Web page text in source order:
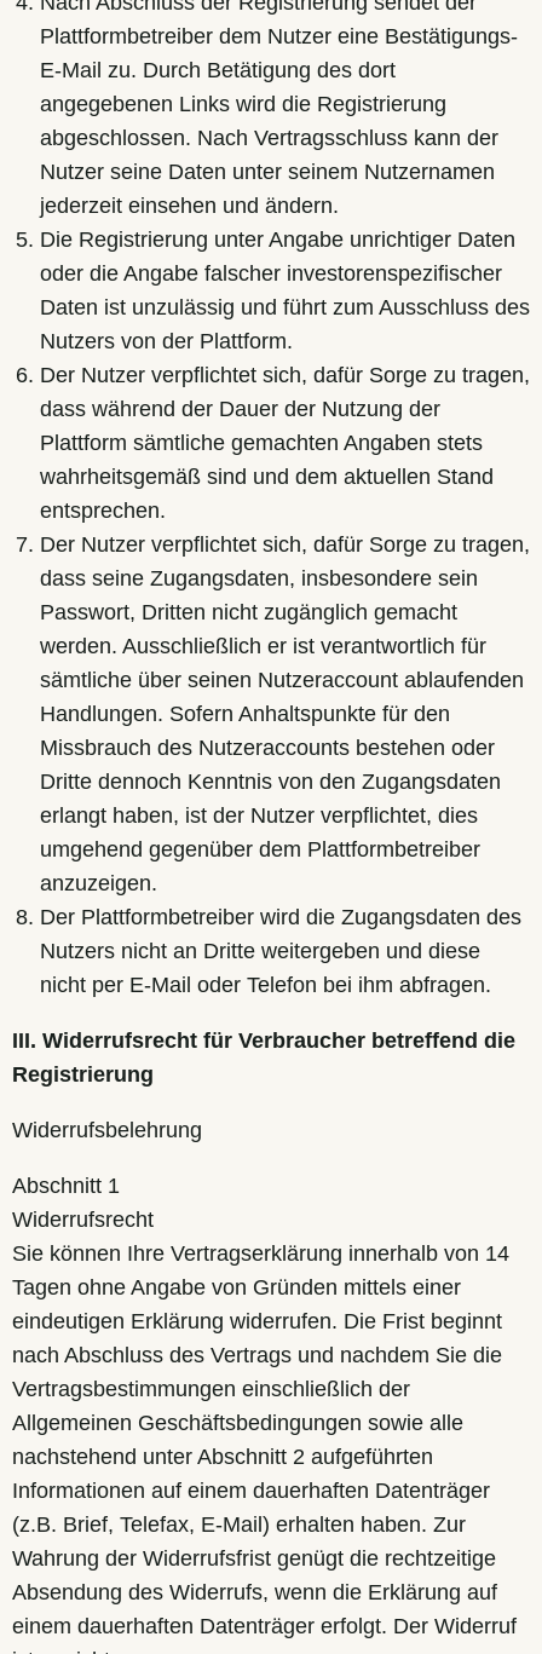
Plattformbetreiber dem Nutzer eine Bestätigungs-
E-Mail zu. Durch Betätigung des dort
angegebenen Links wird die Registrierung
abgeschlossen. Nach Vertragsschluss kann der
Nutzer seine Daten unter seinem Nutzernamen
jederzeit einsehen und ändern.
Die Registrierung unter Angabe unrichtiger Daten
oder die Angabe falscher investorenspezifischer
Daten ist unzulässig und führt zum Ausschluss des
Nutzers von der Plattform.
Der Nutzer verpflichtet sich, dafür Sorge zu tragen,
dass während der Dauer der Nutzung der
Plattform sämtliche gemachten Angaben stets
wahrheitsgemäß sind und dem aktuellen Stand
entsprechen.
Der Nutzer verpflichtet sich, dafür Sorge zu tragen,
dass seine Zugangsdaten, insbesondere sein
Passwort, Dritten nicht zugänglich gemacht
werden. Ausschließlich er ist verantwortlich für
sämtliche über seinen Nutzeraccount ablaufenden
Handlungen. Sofern Anhaltspunkte für den
Missbrauch des Nutzeraccounts bestehen oder
Dritte dennoch Kenntnis von den Zugangsdaten
erlangt haben, ist der Nutzer verpflichtet, dies
umgehend gegenüber dem Plattformbetreiber
anzuzeigen.
Der Plattformbetreiber wird die Zugangsdaten des
Nutzers nicht an Dritte weitergeben und diese
nicht per E-Mail oder Telefon bei ihm abfragen.
III. Widerrufsrecht für Verbraucher betreffend die
Registrierung
Widerrufsbelehrung
Abschnitt 1
Widerrufsrecht
Sie können Ihre Vertragserklärung innerhalb von 14
Tagen ohne Angabe von Gründen mittels einer
eindeutigen Erklärung widerrufen. Die Frist beginnt
nach Abschluss des Vertrags und nachdem Sie die
Vertragsbestimmungen einschließlich der
Allgemeinen Geschäftsbedingungen sowie alle
nachstehend unter Abschnitt 2 aufgeführten
Informationen auf einem dauerhaften Datenträger
(z.B. Brief, Telefax, E-Mail) erhalten haben. Zur
Wahrung der Widerrufsfrist genügt die rechtzeitige
Absendung des Widerrufs, wenn die Erklärung auf
einem dauerhaften Datenträger erfolgt. Der Widerruf